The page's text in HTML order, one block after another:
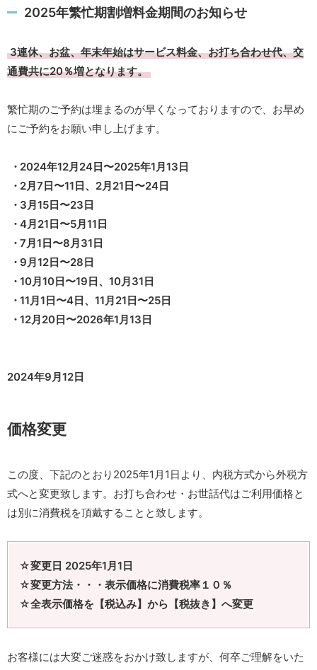
2025年繁忙期割増料金期間のお知らせ
3連休、お盆、年末年始はサービス料金、お打ち合わせ代、交
通費共に20％増となります。
繁忙期のご予約は埋まるのが早くなっておりますので、お早め
にご予約をお願い申し上げます。
2024年12月24日〜2025年1月13日
2月7日〜11日、2月21日〜24日
3月15日〜23日
4月21日〜5月11日
7月1日〜8月31日
9月12日〜28日
10月10日〜19日、10月31日
11月1日〜4日、11月21日〜25日
12月20日〜2026年1月13日
2024年9月12日
価格変更
この度、下記のとおり2025年1月1日より、内税方式から外税方
式へと変更致します。お打ち合わせ・お世話代はご利用価格と
は別に消費税を頂戴することと致します。
☆変更日 2025年1月1日
☆変更方法・・・表示価格に消費税率１０％
☆全表示価格を【税込み】から【税抜き】へ変更
お客様には大変ご迷惑をおかけ致しますが、何卒ご理解をいた